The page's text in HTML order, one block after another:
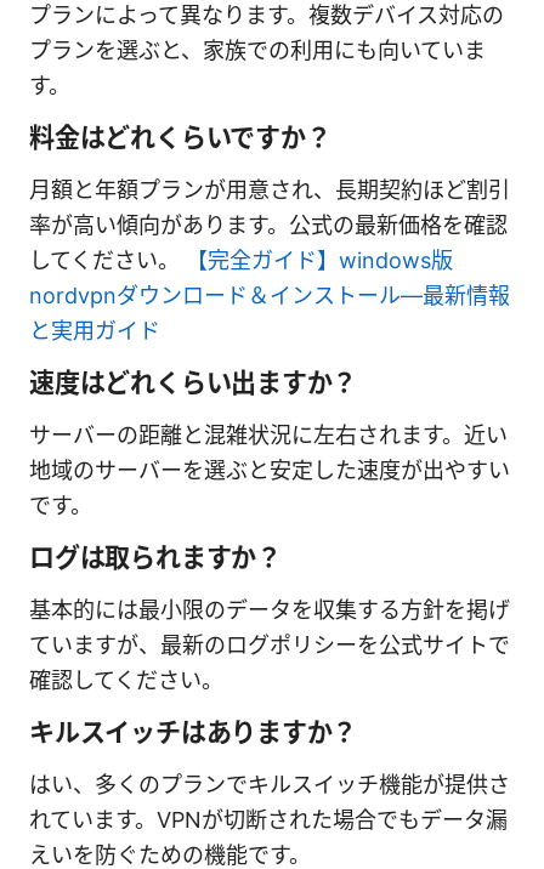
プランによって異なります。複数デバイス対応の
プランを選ぶと、家族での利用にも向いていま
す。
料金はどれくらいですか？
月額と年額プランが用意され、長期契約ほど割引
率が高い傾向があります。公式の最新価格を確認
してください。
【完全ガイド】windows版
nordvpnダウンロード＆インストール—最新情報
と実用ガイド
速度はどれくらい出ますか？
サーバーの距離と混雑状況に左右されます。近い
地域のサーバーを選ぶと安定した速度が出やすい
です。
ログは取られますか？
基本的には最小限のデータを収集する方針を掲げ
ていますが、最新のログポリシーを公式サイトで
確認してください。
キルスイッチはありますか？
はい、多くのプランでキルスイッチ機能が提供さ
れています。VPNが切断された場合でもデータ漏
えいを防ぐための機能です。